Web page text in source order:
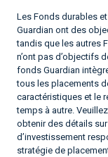
Les Fonds durables
Guardian ont des
tandis que les autres
n’ont pas d’objectifs
fonds Guardian
tous les placements
caractéristiques et le
temps à autre.
obtenir des détails
d’investissement
stratégie de